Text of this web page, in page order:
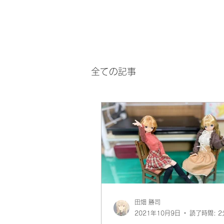
全ての記事
田畑 勝司
2021年10月9日
読了時間: 2